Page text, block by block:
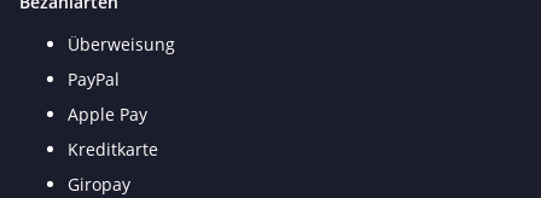
Überweisung
PayPal
Apple Pay
Kreditkarte
Giropay